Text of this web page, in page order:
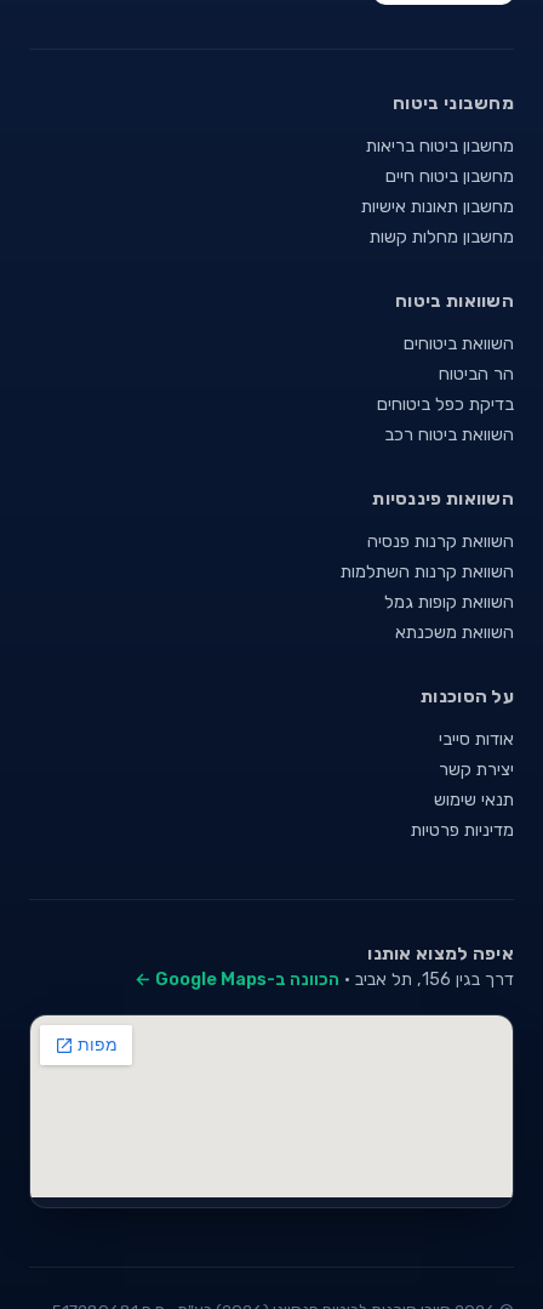
מחשבוני ביטוח
מחשבון ביטוח בריאות
מחשבון ביטוח חיים
מחשבון תאונות אישיות
מחשבון מחלות קשות
השוואות ביטוח
השוואת ביטוחים
הר הביטוח
בדיקת כפל ביטוחים
השוואת ביטוח רכב
השוואות פיננסיות
השוואת קרנות פנסיה
השוואת קרנות השתלמות
השוואת קופות גמל
השוואת משכנתא
על הסוכנות
אודות סייבי
יצירת קשר
תנאי שימוש
מדיניות פרטיות
איפה למצוא אותנו
דרך בגין 156, תל אביב · הכוונה ב-Google Maps ←